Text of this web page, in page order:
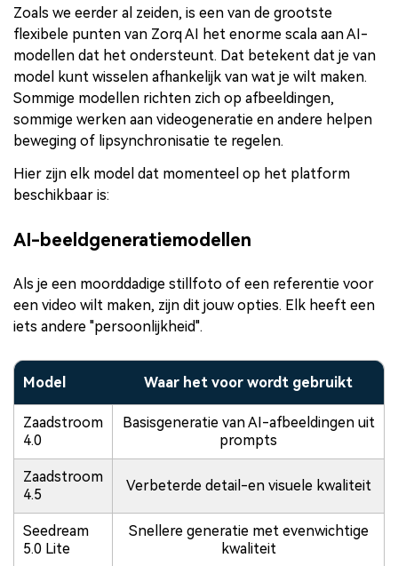
Zoals we eerder al zeiden, is een van de grootste
flexibele punten van Zorq AI het enorme scala aan AI-
modellen dat het ondersteunt. Dat betekent dat je van
model kunt wisselen afhankelijk van wat je wilt maken.
Sommige modellen richten zich op afbeeldingen,
sommige werken aan videogeneratie en andere helpen
beweging of lipsynchronisatie te regelen.
Hier zijn elk model dat momenteel op het platform
beschikbaar is:
AI-beeldgeneratiemodellen
Als je een moorddadige stillfoto of een referentie voor
een video wilt maken, zijn dit jouw opties. Elk heeft een
iets andere "persoonlijkheid".
Model Waar het voor wordt gebruikt
Zaadstroom
4.0
Basisgeneratie van AI-afbeeldingen uit
prompts
Zaadstroom
4.5
Verbeterde detail-en visuele kwaliteit
Seedream
5.0 Lite
Snellere generatie met evenwichtige
kwaliteit